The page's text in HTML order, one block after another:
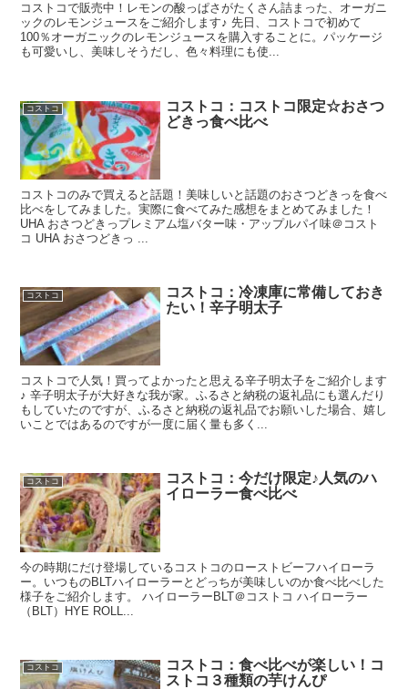
コストコで販売中！レモンの酸っぱさがたくさん詰まった、オーガニ
ックのレモンジュースをご紹介します♪ 先日、コストコで初めて
100％オーガニックのレモンジュースを購入することに。パッケージ
も可愛いし、美味しそうだし、色々料理にも使...
コストコ
コストコ：コストコ限定☆おさつ
どきっ食べ比べ
コストコのみで買えると話題！美味しいと話題のおさつどきっを食べ
比べをしてみました。実際に食べてみた感想をまとめてみました！
UHA おさつどきっプレミアム塩バター味・アップルパイ味＠コスト
コ UHA おさつどきっ ...
コストコ
コストコ：冷凍庫に常備しておき
たい！辛子明太子
コストコで人気！買ってよかったと思える辛子明太子をご紹介します
♪ 辛子明太子が大好きな我が家。ふるさと納税の返礼品にも選んだり
もしていたのですが、ふるさと納税の返礼品でお願いした場合、嬉し
いことではあるのですが一度に届く量も多く...
コストコ
コストコ：今だけ限定♪人気のハ
イローラー食べ比べ
今の時期にだけ登場しているコストコのローストビーフハイローラ
ー。いつものBLTハイローラーとどっちが美味しいのか食べ比べした
様子をご紹介します。 ハイローラーBLT＠コストコ ハイローラー
（BLT）HYE ROLL...
コストコ
コストコ：食べ比べが楽しい！コ
ストコ３種類の芋けんぴ